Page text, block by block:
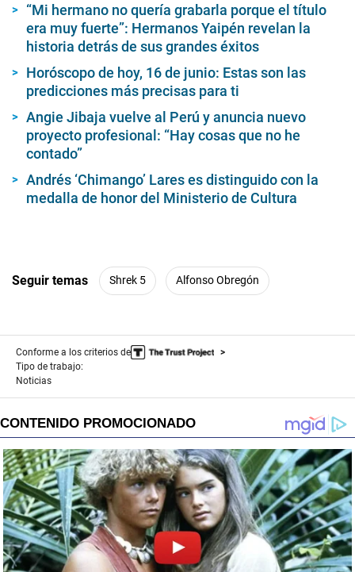
“Mi hermano no quería grabarla porque el título
era muy fuerte”: Hermanos Yaipén revelan la
historia detrás de sus grandes éxitos
Horóscopo de hoy, 16 de junio: Estas son las
predicciones más precisas para ti
Angie Jibaja vuelve al Perú y anuncia nuevo
proyecto profesional: “Hay cosas que no he
contado”
Andrés ‘Chimango’ Lares es distinguido con la
medalla de honor del Ministerio de Cultura
Seguir temas Shrek 5 Alfonso Obregón
Conforme a los criterios de
Tipo de trabajo:
Noticias